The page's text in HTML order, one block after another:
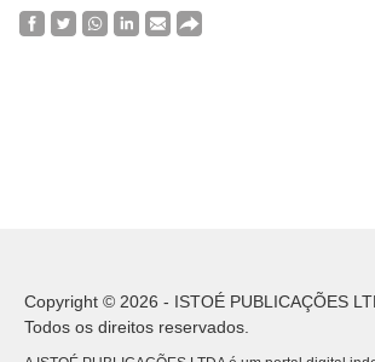
Copyright © 2026 - ISTOÉ PUBLICAÇÕES
Todos os direitos reservados.